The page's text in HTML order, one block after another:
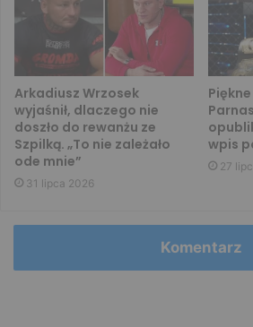
Arkadiusz Wrzosek
wyjaśnił, dlaczego nie
doszło do rewanżu ze
Szpilką. „To nie zależało
ode mnie”
31 lipca 2026
wpis
27
Komentarz